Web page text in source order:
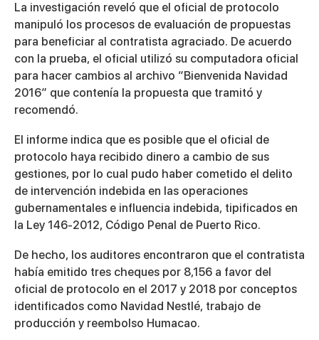
La investigación reveló que el oficial de protocolo
manipuló los procesos de evaluación de propuestas
para beneficiar al contratista agraciado. De acuerdo
con la prueba, el oficial utilizó su computadora oficial
para hacer cambios al archivo “Bienvenida Navidad
2016” que contenía la propuesta que tramitó y
recomendó.
El informe indica que es posible que el oficial de
protocolo haya recibido dinero a cambio de sus
gestiones, por lo cual pudo haber cometido el delito
de intervención indebida en las operaciones
gubernamentales e influencia indebida, tipificados en
la Ley 146-2012, Código Penal de Puerto Rico.
De hecho, los auditores encontraron que el contratista
había emitido tres cheques por 8,156 a favor del
oficial de protocolo en el 2017 y 2018 por conceptos
identificados como Navidad Nestlé, trabajo de
producción y reembolso Humacao.